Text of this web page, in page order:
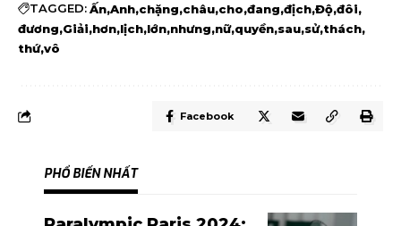
TAGGED:Ấn Anh chặng châu cho đang địch Độ đôi
đương Giải hơn lịch lớn nhưng nữ quyền sau sử thách
thứ vô
Facebook
PHỔ BIẾN NHẤT